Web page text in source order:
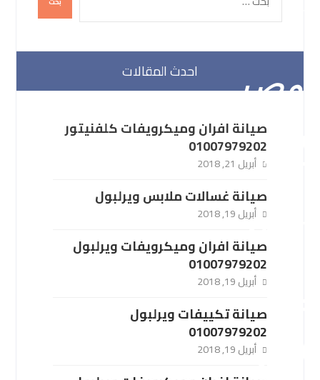
احدث المقالات
صيانة افران وميكرويفات كلفنيتور
01007979202
أبريل 21, 2018
صيانة غسالات ملابس ويرلبول
أبريل 19, 2018
صيانة افران وميكرويفات ويرلبول
01007979202
أبريل 19, 2018
صيانة تكييفات ويرلبول
01007979202
أبريل 19, 2018